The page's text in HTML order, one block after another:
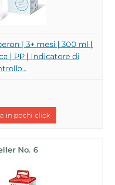
| 3+ mesi | 300 ml |
| PP | Indicatore di
in pochi click
6